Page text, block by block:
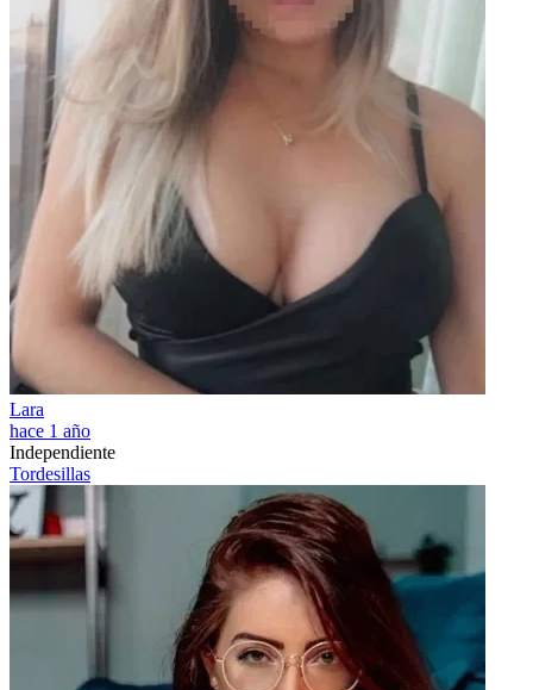
Lara
hace 1 año
Independiente
Tordesillas